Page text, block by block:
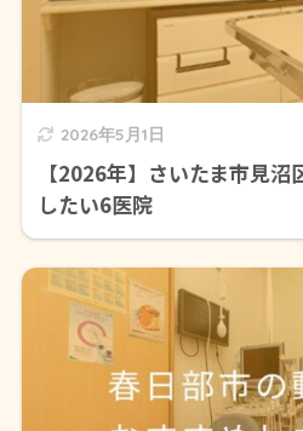
2026年5月1日
【2026年】さいたま市見
したい6医院